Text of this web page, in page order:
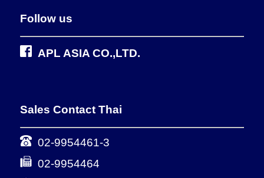
Follow us
APL ASIA CO.,LTD.
Sales Contact Thai
02-9954461-3
02-9954464